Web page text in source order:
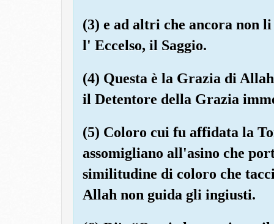
(3) e ad altri che ancora non
l' Eccelso, il Saggio.
(4) Questa è la Grazia di
il Detentore della Grazia
(5) Coloro cui fu affidata la
assomigliano all'asino che
similitudine di coloro che
Allah non guida gli ingiusti.